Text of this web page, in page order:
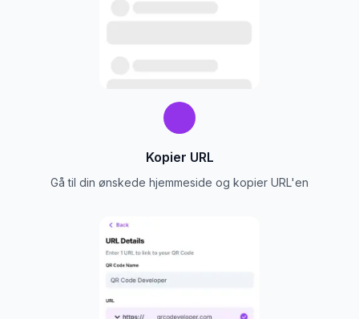
Kopier URL
Gå til din ønskede hjemmeside og kopier URL'en